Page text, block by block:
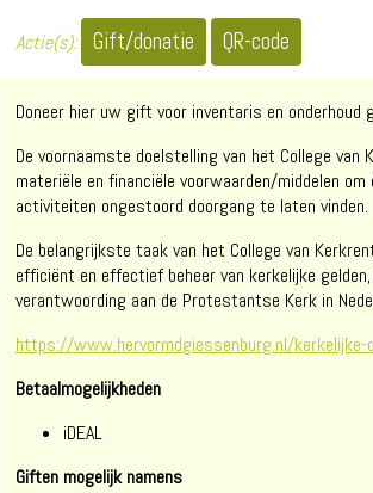
Actie(s):
Doneer hier uw gift voor inventaris en onderhoud
De voornaamste doelstelling van het College
materiële en financiële voorwaarden/middelen
activiteiten ongestoord doorgang te laten vinden.
De belangrijkste taak van het College van
efficiënt en effectief beheer van kerkelijke
verantwoording aan de Protestantse Kerk in
https://www.hervormdgiessenburg.nl/
Betaalmogelijkheden
iDEAL
Giften mogelijk namens